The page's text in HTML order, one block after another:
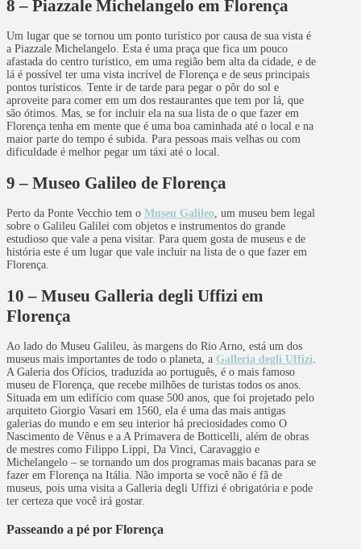
8 – Piazzale Michelangelo em Florença
Um lugar que se tornou um ponto turístico por causa de sua vista é
a Piazzale Michelangelo. Esta é uma praça que fica um pouco
afastada do centro turístico, em uma região bem alta da cidade, e de
lá é possível ter uma vista incrível de Florença e de seus principais
pontos turísticos. Tente ir de tarde para pegar o pôr do sol e
aproveite para comer em um dos restaurantes que tem por lá, que
são ótimos. Mas, se for incluir ela na sua lista de o que fazer em
Florença tenha em mente que é uma boa caminhada até o local e na
maior parte do tempo é subida. Para pessoas mais velhas ou com
dificuldade é melhor pegar um táxi até o local.
9 – Museo Galileo de Florença
Perto da Ponte Vecchio tem o Museu Galileo, um museu bem legal
sobre o Galileu Galilei com objetos e instrumentos do grande
estudioso que vale a pena visitar. Para quem gosta de museus e de
história este é um lugar que vale incluir na lista de o que fazer em
Florença.
10 – Museu Galleria degli Uffizi em
Florença
Ao lado do Museu Galileu, às margens do Rio Arno, está um dos
museus mais importantes de todo o planeta, a Galleria degli Uffizi.
A Galeria dos Ofícios, traduzida ao português, é o mais famoso
museu de Florença, que recebe milhões de turistas todos os anos.
Situada em um edifício com quase 500 anos, que foi projetado pelo
arquiteto Giorgio Vasari em 1560, ela é uma das mais antigas
galerias do mundo e em seu interior há preciosidades como O
Nascimento de Vênus e a A Primavera de Botticelli, além de obras
de mestres como Filippo Lippi, Da Vinci, Caravaggio e
Michelangelo – se tornando um dos programas mais bacanas para se
fazer em Florença na Itália. Não importa se você não é fã de
museus, pois uma visita a Galleria degli Uffizi é obrigatória e pode
ter certeza que você irá gostar.
Passeando a pé por Florença